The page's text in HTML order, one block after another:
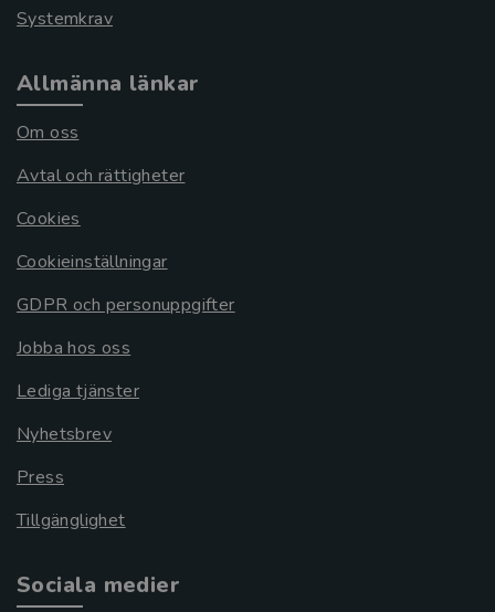
Systemkrav
Allmänna länkar
Om oss
Avtal och rättigheter
Cookies
Cookieinställningar
GDPR och personuppgifter
Jobba hos oss
Lediga tjänster
Nyhetsbrev
Press
Tillgänglighet
Sociala medier